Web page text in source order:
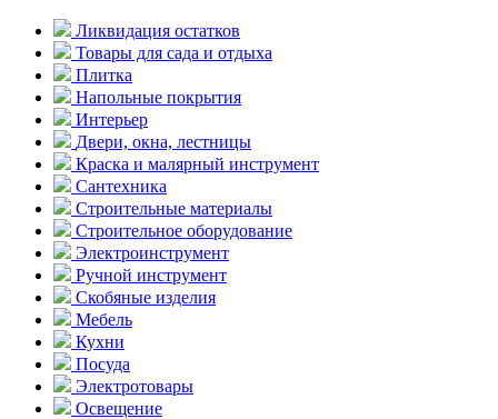
Ликвидация остатков
Товары для сада и отдыха
Плитка
Напольные покрытия
Интерьер
Двери, окна, лестницы
Краска и малярный инструмент
Сантехника
Строительные материалы
Строительное оборудование
Электроинструмент
Ручной инструмент
Скобяные изделия
Мебель
Кухни
Посуда
Электротовары
Освещение